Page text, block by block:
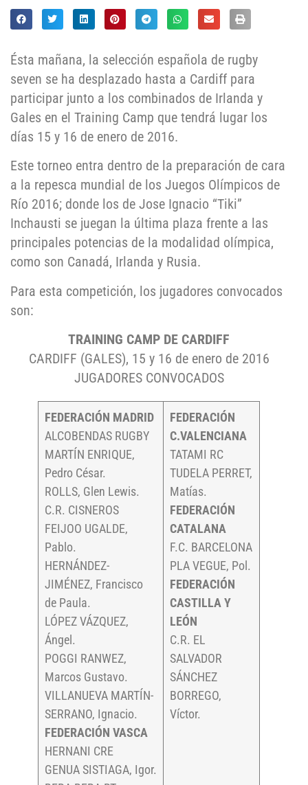
Ésta mañana, la selección española de rugby
seven se ha desplazado hasta a Cardiff para
participar junto a los combinados de Irlanda y
Gales en el Training Camp que tendrá lugar los
días 15 y 16 de enero de 2016.
Este torneo entra dentro de la preparación de cara
a la repesca mundial de los Juegos Olímpicos de
Río 2016; donde los de Jose Ignacio “Tiki”
Inchausti se juegan la última plaza frente a las
principales potencias de la modalidad olímpica,
como son Canadá, Irlanda y Rusia.
Para esta competición, los jugadores convocados
son:
TRAINING CAMP DE CARDIFF
CARDIFF (GALES), 15 y 16 de enero de 2016
JUGADORES CONVOCADOS
FEDERACIÓN MADRID
ALCOBENDAS RUGBY
MARTÍN ENRIQUE,
Pedro César.
ROLLS, Glen Lewis.
C.R. CISNEROS
FEIJOO UGALDE,
Pablo.
HERNÁNDEZ-
JIMÉNEZ, Francisco
de Paula.
LÓPEZ VÁZQUEZ,
Ángel.
POGGI RANWEZ,
Marcos Gustavo.
VILLANUEVA MARTÍN-
SERRANO, Ignacio.
FEDERACIÓN VASCA
HERNANI CRE
GENUA SISTIAGA, Igor.
FEDERACIÓN
C.VALENCIANA
TATAMI RC
TUDELA PERRET,
Matías.
FEDERACIÓN
CATALANA
F.C. BARCELONA
PLA VEGUE, Pol.
FEDERACIÓN
CASTILLA Y
LEÓN
C.R. EL
SALVADOR
SÁNCHEZ
BORREGO,
Víctor.